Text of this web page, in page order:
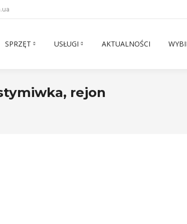
SPRZĘT USŁUGI AKTUALNOŚCI
rejon